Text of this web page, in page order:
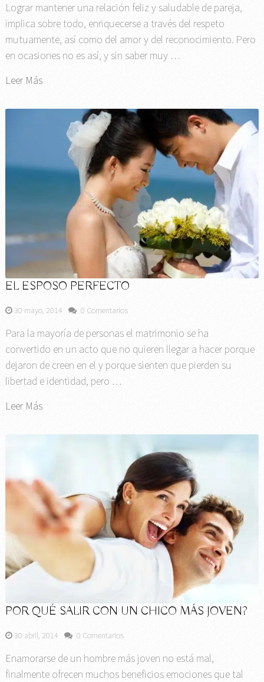
Lograr mantener una relación feliz y saludable de pareja,
implica sobre todo, enriquecerse a través del respeto
mutuamente, así como del amor y del reconocimiento. Pero
en ocasiones no es así, y sin saber muy …
Leer Más
EL ESPOSO PERFECTO
30 mayo, 2014 0 Comentarios
Para la mayoría de personas el matrimonio se ha
convertido en un acto que no quieren llegar a hacer porque
dejaron de creen en el y porque sienten que pierden su
libertad e identidad, pero …
Leer Más
POR QUÉ SALIR CON UN CHICO MÁS JOVEN?
30 abril, 2014 0 Comentarios
Enamorarse de un hombre más joven no está mal,
finalmente ofrecen muchos beneficios emociones que tal